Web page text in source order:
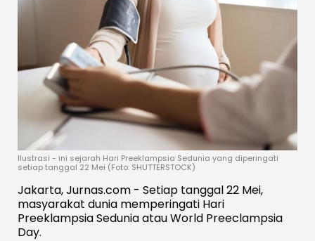
Ilustrasi - ini sejarah Hari Preeklampsia Sedunia yang diperingati
setiap tanggal 22 Mei (Foto: SHUTTERSTOCK)
Jakarta, Jurnas.com - Setiap tanggal 22 Mei,
masyarakat dunia memperingati Hari
Preeklampsia Sedunia atau World Preeclampsia
Day.